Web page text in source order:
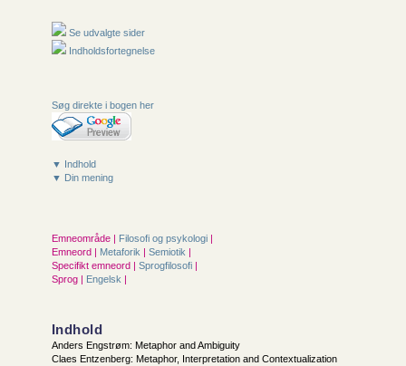
Se udvalgte sider
Indholdsfortegnelse
Søg direkte i bogen her
▼ Indhold
▼ Din mening
Emneområde | Filosofi og psykologi |
Emneord | Metaforik | Semiotik |
Specifikt emneord | Sprogfilosofi |
Sprog | Engelsk |
Indhold
Anders Engstrøm: Metaphor and Ambiguity
Claes Entzenberg: Metaphor, Interpretation and Contextualization